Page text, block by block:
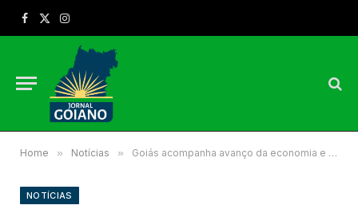
Facebook
X
Instagram
Home » Notícias » Goiás acompanha avanço da economia e novas ações do governo em 2026: o que muda para a vida do goiano?
NOTÍCIAS